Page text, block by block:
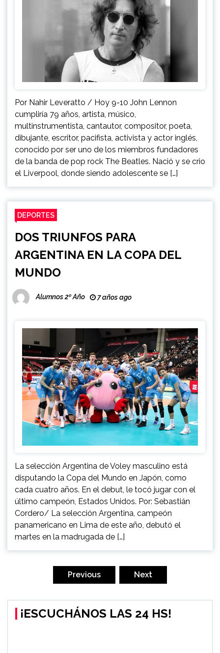
Por Nahir Leveratto / Hoy 9-10 John Lennon
cumpliría 79 años, artista, músico,
multinstrumentista, cantautor, compositor, poeta,
dibujante, escritor, pacifista, activista y actor inglés,
conocido por ser uno de los miembros fundadores
de la banda de pop rock The Beatles. Nació y se crio
el Liverpool, donde siendo adolescente se […]
DEPORTES
DOS TRIUNFOS PARA
ARGENTINA EN LA COPA DEL
MUNDO
Alumnos 2º Año 7 años ago
La selección Argentina de Voley masculino está
disputando la Copa del Mundo en Japón, como
cada cuatro años. En el debut, le tocó jugar con el
último campeón, Estados Unidos. Por: Sebastián
Cordero/ La selección Argentina, campeón
panamericano en Lima de este año, debutó el
martes en la madrugada de […]
Previous Next
¡ESCUCHÁNOS LAS 24 HS!